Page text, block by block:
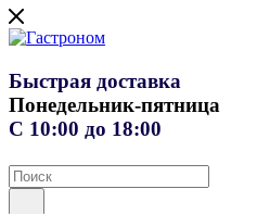
Быстрая доставка
Понедельник-пятница
С 10:00 до 18:00